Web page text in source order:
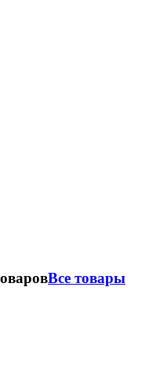
Все товары